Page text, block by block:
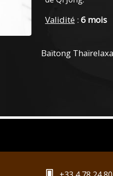
Validité: 6 mois
Baïtong